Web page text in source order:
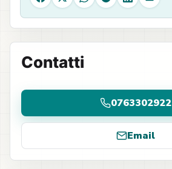
Contatti
0763302922
Email